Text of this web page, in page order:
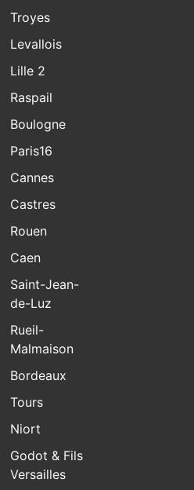
Troyes
Levallois
Lille 2
Raspail
Boulogne
Paris16
Cannes
Castres
Rouen
Caen
Saint-Jean-
de-Luz
Rueil-
Malmaison
Bordeaux
Tours
Niort
Godot & Fils
Versailles